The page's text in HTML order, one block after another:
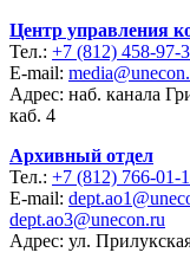
Центр управления
Тел.: +7 (812) 458-97-
E-mail:
Адрес: наб. канала
каб. 4
Архивный отдел
Тел.: +7 (812) 766-01-
E-mail:
dept.ao3@unecon.ru
Адрес: ул.